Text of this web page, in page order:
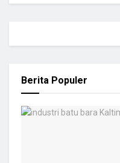
Berita Populer